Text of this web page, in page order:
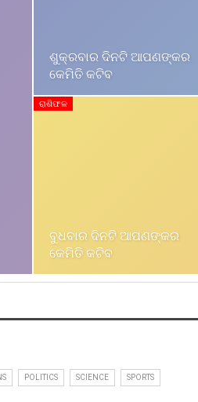
ଶୁକ୍ରବାର ଦିନଟି ଆପଣଙ୍କର
କେମିତି କଟିବ
ରାଶିଫଳ
ବୁଧବାର ଦିନଟି ଆପଣଙ୍କର
କେମିତି କଟିବ
POLITICS SCIENCE SPORTS